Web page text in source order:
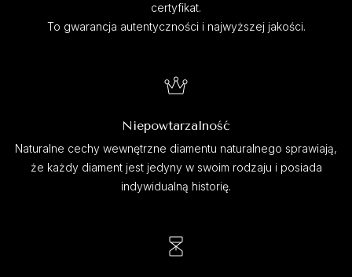
certyfikat.
To gwarancja autentyczności i najwyższej jakości.
Niepowtarzalność
Naturalne cechy wewnętrzne diamentu naturalnego sprawiają,
że każdy diament jest jedyny w swoim rodzaju i posiada
indywidualną historię.